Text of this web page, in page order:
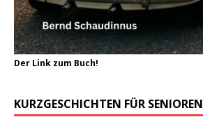
Der Link zum Buch!
KURZGESCHICHTEN FÜR SENIOREN